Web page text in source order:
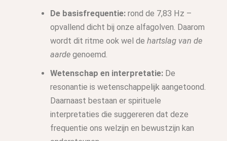
De basisfrequentie: rond de 7,83 Hz –
opvallend dicht bij onze alfagolven. Daarom
wordt dit ritme ook wel dehartslag van de
aarde genoemd.
Wetenschap en interpretatie: De
resonantie is wetenschappelijk aangetoond.
Daarnaast bestaan er spirituele
interpretaties die suggereren dat deze
frequentie ons welzijn en bewustzijn kan